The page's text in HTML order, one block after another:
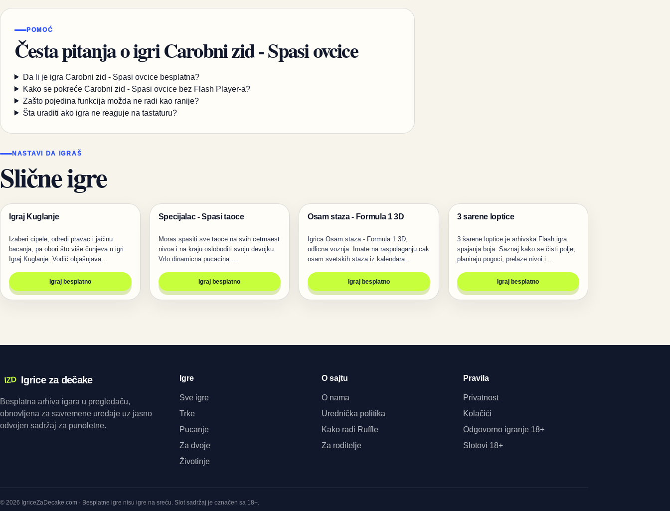
POMOĆ
Česta pitanja o igri Carobni zid - Spasi ovcice
Da li je igra Carobni zid - Spasi ovcice besplatna?
Kako se pokreće Carobni zid - Spasi ovcice bez Flash Player-a?
Zašto pojedina funkcija možda ne radi kao ranije?
Šta uraditi ako igra ne reaguje na tastaturu?
NASTAVI DA IGRAŠ
Slične igre
Igre
Igraj Kuglanje
Izaberi cipele, odredi pravac i jačinu
bacanja, pa obori što više čunjeva u igri
Igraj Kuglanje. Vodič objašnjava…
Igraj besplatno
Pucanje
Specijalac - Spasi taoce
Moras spasiti sve taoce na svih cetrnaest
nivoa i na kraju osloboditi svoju devojku.
Vrlo dinamicna pucacina.…
Igraj besplatno
Trke
Osam staza - Formula 1 3D
Igrica Osam staza - Formula 1 3D,
odlicna voznja. Imate na raspolaganju cak
osam svetskih staza iz kalendara
Igraj besplatno
Pucanje
3 sarene loptice
3 šarene loptice je arhivska Flash igra
spajanja boja. Saznaj kako se čisti polje,
planiraju pogoci, prelaze nivoi i…
Igraj besplatno
IZD Igrice za dečake
Besplatna arhiva igara u pregledaču,
obnovljena za savremene uređaje uz jasno
odvojen sadržaj za punoletne.
Igre
Sve igre
Trke
Pucanje
Za dvoje
Životinje
O sajtu
O nama
Urednička politika
Kako radi Ruffle
Za roditelje
Pravila
Privatnost
Kolačići
Odgovorno igranje 18+
Slotovi 18+
© 2026 IgriceZaDecake.com · Besplatne igre nisu igre na sreću. Slot sadržaj je označen sa 18+.